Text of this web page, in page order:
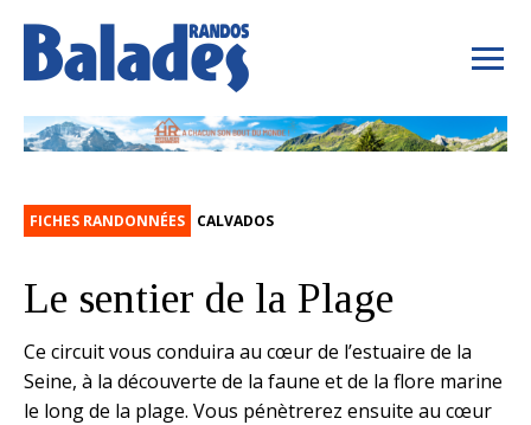
FICHES RANDONNÉES CALVADOS
Le sentier de la Plage
Ce circuit vous conduira au cœur de l’estuaire de la
Seine, à la découverte de la faune et de la flore marine
le long de la plage. Vous pénètrerez ensuite au cœur